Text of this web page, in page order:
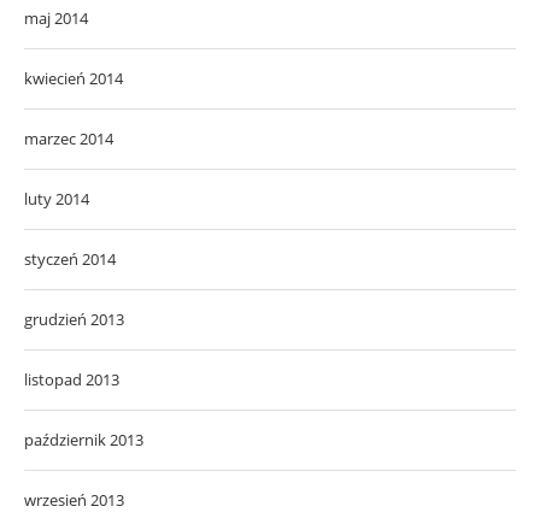
maj 2014
kwiecień 2014
marzec 2014
luty 2014
styczeń 2014
grudzień 2013
listopad 2013
październik 2013
wrzesień 2013